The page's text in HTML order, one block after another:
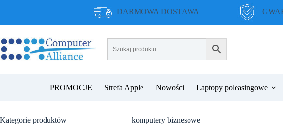
DARMOWA DOSTAWA
PROMOCJE Strefa Apple Nowości Laptopy poleasingowe
komputery biznesowe
Kategorie produktów